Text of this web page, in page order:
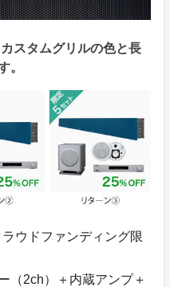
スタムグリルの色と長
。
ウドファンディング限
（2ch）＋内蔵アンプ＋